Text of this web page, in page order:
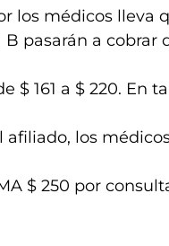
los médicos lleva
pasarán a cobrar
$ 161 a $ 220. En
afiliado, los
$ 250 por